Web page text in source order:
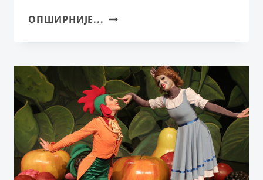
ОПШИРНИЈЕ... ОРИГИНАЛНИ
ИЗРАЗ
У
СРПСКОМ
НАРОДНОМ
ПОЗОРИШТУ